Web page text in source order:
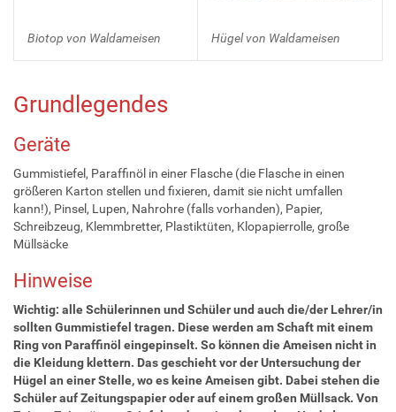
Biotop von Waldameisen Hügel von Waldameisen
Grundlegendes
Geräte
Gummistiefel, Paraffinöl in einer Flasche (die Flasche in einen
größeren Karton stellen und fixieren, damit sie nicht umfallen
kann!), Pinsel, Lupen, Nahrohre (falls vorhanden), Papier,
Schreibzeug, Klemmbretter, Plastiktüten, Klopapierrolle, große
Müllsäcke
Hinweise
Wichtig: alle Schülerinnen und Schüler und auch die/der Lehrer/in
sollten Gummistiefel tragen. Diese werden am Schaft mit einem
Ring von Paraffinöl eingepinselt. So können die Ameisen nicht in
die Kleidung klettern. Das geschieht vor der Untersuchung der
Hügel an einer Stelle, wo es keine Ameisen gibt. Dabei stehen die
Schüler auf Zeitungspapier oder auf einem großen Müllsack. Von